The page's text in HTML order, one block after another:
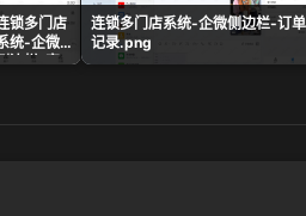
锁多门店
统-企微
边栏-客
连锁多门店系统-企微侧边栏-订单
记录.png